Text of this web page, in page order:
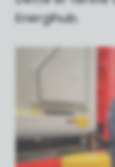
Energihub.